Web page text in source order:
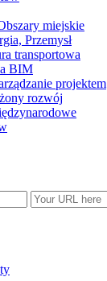
miejskie
Przemysł
transportowa
BIM
projektem
rozwój